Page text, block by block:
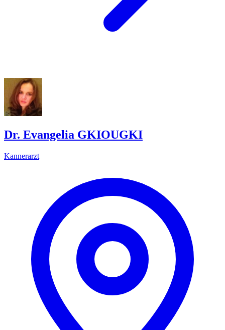
Dr. Evangelia GKIOUGKI
Kannerarzt